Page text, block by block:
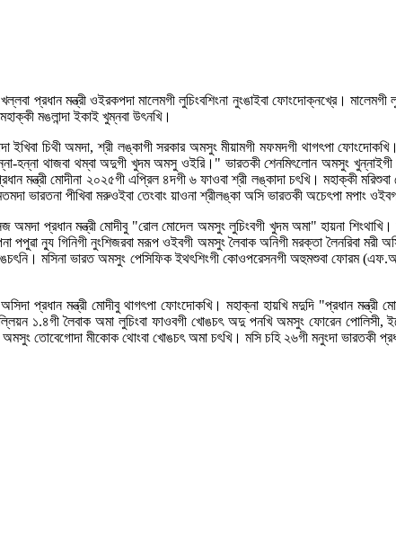
খল্লবা প্রধান মন্ত্রী ওইরকপদা মালেমগী লুচিংবশিংনা নুংঙাইবা ফোংদোক্নখ্রে।
মঙলান্দা ইকাই খুম্নবা উৎনখি।
ইখিবা চিথী অমদা, শ্রী লঙ্কাগী সরকার অমসুং মীয়ামগী মফমদগী থাগৎপা
হন্না থাজবা থম্বা অদুগী খুদম অমসু ওইরি।" ভারতকী শেনমিৎলোন অমসুং খুন্নাইগী
মন্ত্রী মোদীনা ২০২৫গী এপ্রিল ৪দগী ৬ ফাওবা শ্রী লঙ্কাদা চৎখি। মহাক্কী
ভারতনা পীখিবা মরুওইবা তেংবাং য়াওনা শ্রীলঙ্কা অসি ভারতকী অচেৎপা মপাং
অমদা প্রধান মন্ত্রী মোদীবু "রোল মোদেল অমসুং লুচিংবগী খুদম অমা" হায়না
পপুৱা ন্যু গিনিগী নুংশিজরবা মরূপ ওইবগী অমসুং লৈবাক অনিগী মরক্তা লৈনরিবা মরী
খোঙচৎনি। মসিনা ভারত অমসুং পেসিফিক ইথৎশিংগী কোওপরেসনগী অহুমশুবা ফোরম
প্রধান মন্ত্রী মোদীবু থাগৎপা ফোংদোকখি। মহাক্না হায়খি মদুদি "প্রধান
১.৪গী লৈবাক অমা লুচিংবা ফাওবগী খোঙচৎ অদু পনখি অমসুং ফোরেন
তোবেগোদা মীকোক থোংবা খোঙচৎ অমা চৎখি। মসি চহি ২৬গী মনুংদা ভারতকী